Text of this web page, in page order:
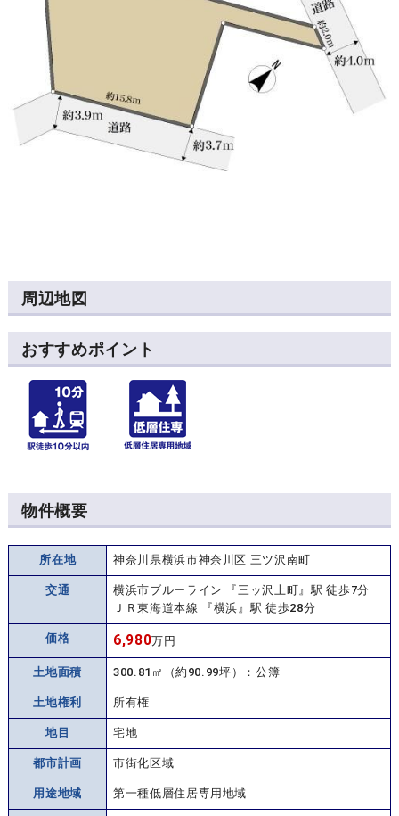
周辺地図
おすすめポイント
物件概要
所在地 神奈川県横浜市神奈川区 三ツ沢南町
交通
横浜市ブルーライン 『三ッ沢上町』駅 徒歩7分
ＪＲ東海道本線 『横浜』駅 徒歩28分
価格 6,980万円
土地面積 300.81㎡（約90.99坪）：公簿
土地権利 所有権
地目 宅地
都市計画 市街化区域
用途地域 第一種低層住居専用地域